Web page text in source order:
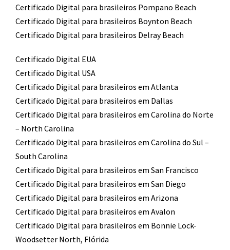
Certificado Digital para brasileiros Pompano Beach
Certificado Digital para brasileiros Boynton Beach
Certificado Digital para brasileiros Delray Beach
Certificado Digital EUA
Certificado Digital USA
Certificado Digital para brasileiros em Atlanta
Certificado Digital para brasileiros em Dallas
Certificado Digital para brasileiros em Carolina do Norte
– North Carolina
Certificado Digital para brasileiros em Carolina do Sul –
South Carolina
Certificado Digital para brasileiros em San Francisco
Certificado Digital para brasileiros em San Diego
Certificado Digital para brasileiros em Arizona
Certificado Digital para brasileiros em Avalon
Certificado Digital para brasileiros em Bonnie Lock-
Woodsetter North, Flórida